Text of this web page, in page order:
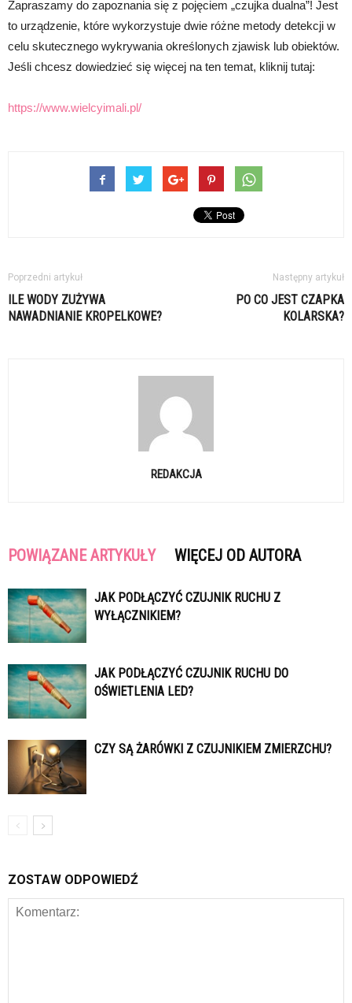
Zapraszamy do zapoznania się z pojęciem „czujka dualna”! Jest
to urządzenie, które wykorzystuje dwie różne metody detekcji w
celu skutecznego wykrywania określonych zjawisk lub obiektów.
Jeśli chcesz dowiedzieć się więcej na ten temat, kliknij tutaj:
https://www.wielcyimali.pl/
Poprzedni artykuł
ILE WODY ZUŻYWA
NAWADNIANIE KROPELKOWE?
Następny artykuł
PO CO JEST CZAPKA
KOLARSKA?
REDAKCJA
POWIĄZANE ARTYKUŁY WIĘCEJ OD AUTORA
JAK PODŁĄCZYĆ CZUJNIK RUCHU Z
WYŁĄCZNIKIEM?
JAK PODŁĄCZYĆ CZUJNIK RUCHU DO
OŚWIETLENIA LED?
CZY SĄ ŻARÓWKI Z CZUJNIKIEM ZMIERZCHU?
ZOSTAW ODPOWIEDŹ